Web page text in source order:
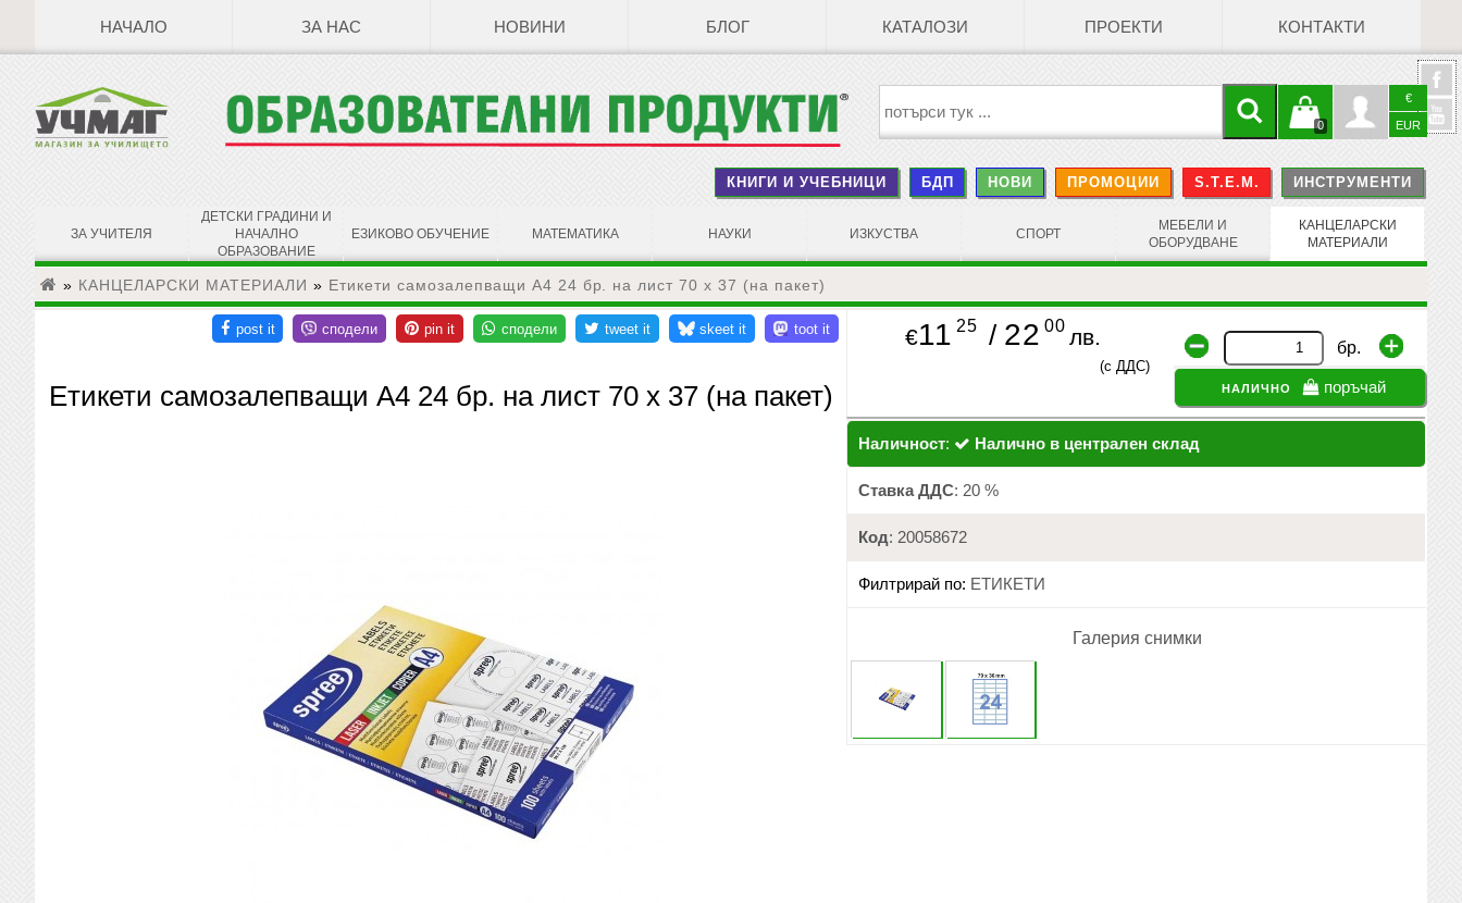
НАЧАЛО ЗА НАС НОВИНИ БЛОГ КАТАЛОЗИ ПРОЕКТИ КОНТАКТИ
€
EUR
Профил
0
Кошницата
е празна
КНИГИ И УЧЕБНИЦИ БДП НОВИ ПРОМОЦИИ S.T.E.M. ИНСТРУМЕНТИ
ЗА УЧИТЕЛЯ
ДЕТСКИ ГРАДИНИ И
НАЧАЛНО
ОБРАЗОВАНИЕ
ЕЗИКОВО ОБУЧЕНИЕ МАТЕМАТИКА НАУКИ ИЗКУСТВА СПОРТ
МЕБЕЛИ И
ОБОРУДВАНЕ
КАНЦЕЛАРСКИ
МАТЕРИАЛИ
» КАНЦЕЛАРСКИ МАТЕРИАЛИ » Етикети самозалепващи A4 24 бр. на лист 70 x 37 (на пакет)
Етикети самозалепващи A4 24 бр. на лист 70 x 37 (на пакет)
€11 25 / 22 00 лв.
(с ДДС)
бр.
налично поръчай
Наличност: Налично в централен склад
Ставка ДДС: 20 %
Код: 20058672
Филтрирай по: ЕТИКЕТИ
Галерия снимки